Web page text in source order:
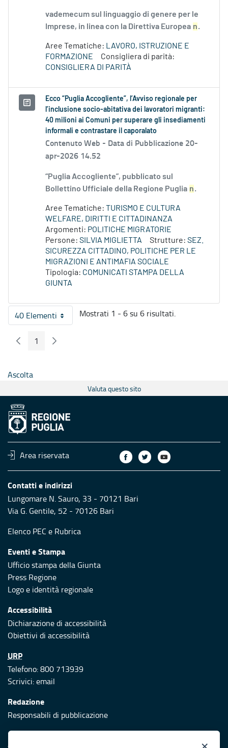
vademecum sul linguaggio di genere per le
Imprese, in linea con la Direttiva Europea n.
Aree Tematiche: LAVORO, ISTRUZIONE E
FORMAZIONE
Consigliera di parità:
CONSIGLIERA DI PARITÀ
Ecco “Puglia Accogliente”, l’Avviso regionale per
l’inclusione socio-abitativa dei lavoratori migranti:
40 milioni ai Comuni per superare gli insediamenti
informali e contrastare il caporalato
Contenuto Web - Data di Pubblicazione 20-
apr-2026 14.52
“Puglia Accogliente”, pubblicato sul
Bollettino Ufficiale della Regione Puglia n.
Aree Tematiche: TURISMO E CULTURA
WELFARE, DIRITTI E CITTADINANZA
Argomenti: POLITICHE MIGRATORIE
Persone: SILVIA MIGLIETTA Strutture: SEZ.
SICUREZZA CITTADINO, POLITICHE PER LE
MIGRAZIONI E ANTIMAFIA SOCIALE
Tipologia: COMUNICATI STAMPA DELLA
GIUNTA
40 ElementiPer pagina
Mostrati 1 - 6 su 6 risultati.
Pagina Precedente
Pagina
1 Pagina Seguente
Ascolta
Valuta questo sito
Area riservata
Contatti e indirizzi
Lungomare N. Sauro, 33 - 70121 Bari
Via G. Gentile, 52 - 70126 Bari
Elenco PEC e Rubrica
Eventi e Stampa
Ufficio stampa della Giunta
Press Regione
Logo e identità regionale
Accessibilità
Dichiarazione di accessibilità
Obiettivi di accessibilità
URP
Telefono: 800 713939
Scrivici:email
Redazione
Responsabili di pubblicazione
Protezione civile